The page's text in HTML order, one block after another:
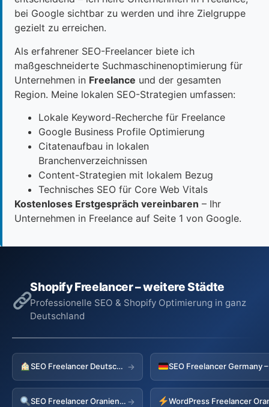
bei Google sichtbar zu werden und ihre Zielgruppe
gezielt zu erreichen.
Als erfahrener SEO-Freelancer biete ich
maßgeschneiderte Suchmaschinenoptimierung für
Unternehmen in Freelance und der gesamten
Region. Meine lokalen SEO-Strategien umfassen:
Lokale Keyword-Recherche für Freelance
Google Business Profile Optimierung
Citatenaufbau in lokalen
Branchenverzeichnissen
Content-Strategien mit lokalem Bezug
Technisches SEO für Core Web Vitals
Kostenloses Erstgespräch vereinbaren – Ihr
Unternehmen in Freelance auf Seite 1 von Google.
Shopify Freelancer – weitere Städte
Professionelle SEO & Shopify Optimierung in ganz
Deutschland
SEO Freelancer Deutschland →
SEO Freelancer Oranienburg →